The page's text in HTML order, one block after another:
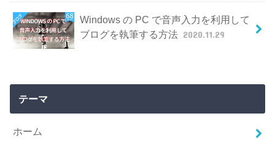
Windows の PC で音声入力を利用して
ブログを執筆する方法 2020.11.29
テーマ
ホーム